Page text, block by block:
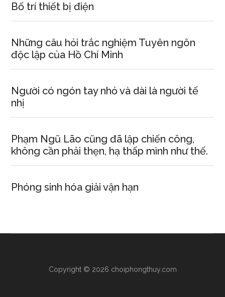
Bố trí thiết bị điện
Những câu hỏi trắc nghiệm Tuyên ngôn
độc lập của Hồ Chí Minh
Người có ngón tay nhỏ và dài là người tế
nhị
Phạm Ngũ Lão cũng đã lập chiến công,
không cần phải thẹn, hạ thấp mình như thế.
Phóng sinh hóa giải vận hạn
Copyright © 2026 choiphongthuy.com